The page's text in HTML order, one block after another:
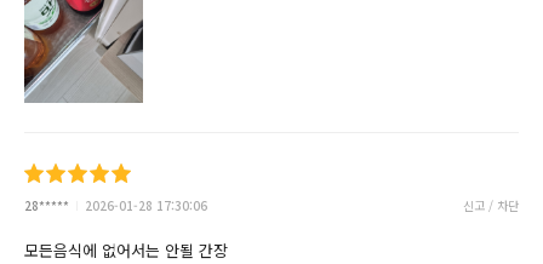
28***** 2026-01-28 17:30:06 신고 / 차단
모든음식에 없어서는 안될 간장